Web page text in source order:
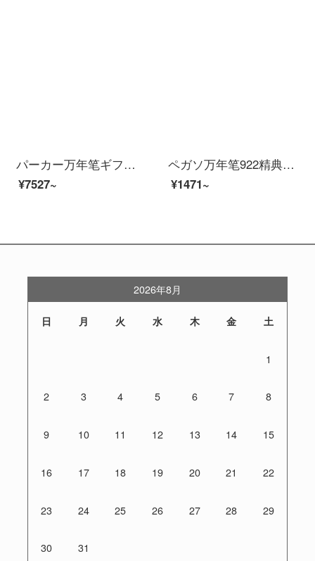
パーカー万年笔ギフトボックスセット新型IMインク笔猫王礼箱书练字ビジネスギフトギフトギフト無料字刻印(黒)パーカー猫王+IM深さ黒インキペン
¥7527~
ペガソ万年笔922精典泰迪シリーズイリジウム金万年笔大人ビジネス男女学生习字書道万年笔礼装箱セット誕生日プレゼントオーダーメイド字精典黒(ギフトボックスセット)0.5 mm公式標準装備明尖
¥1471~
2026年8月
日 月 火 水 木 金 土
1
2 3 4 5 6 7 8
9 10 11 12 13 14 15
16 17 18 19 20 21 22
23 24 25 26 27 28 29
30 31